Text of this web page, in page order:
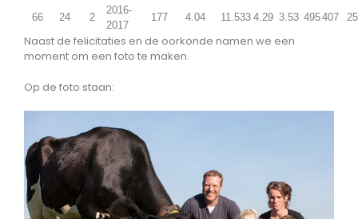
66 24 2
2016-
2017
177 4.04 11.533 4.29 3.53 495407
Naast de felicitaties en de oorkonde namen we een
moment om een foto te maken.
Op de foto staan: